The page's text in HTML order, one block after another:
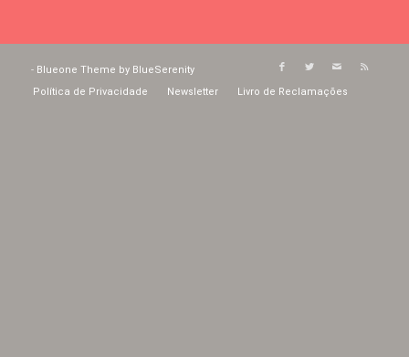
- Blueone Theme by BlueSerenity
Política de Privacidade
Newsletter Livro de Reclamações